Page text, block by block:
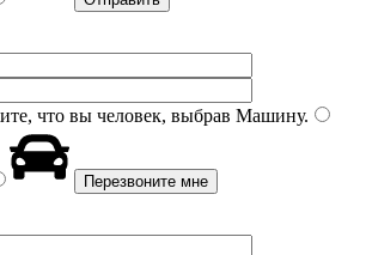
что вы человек, выбрав Машину.